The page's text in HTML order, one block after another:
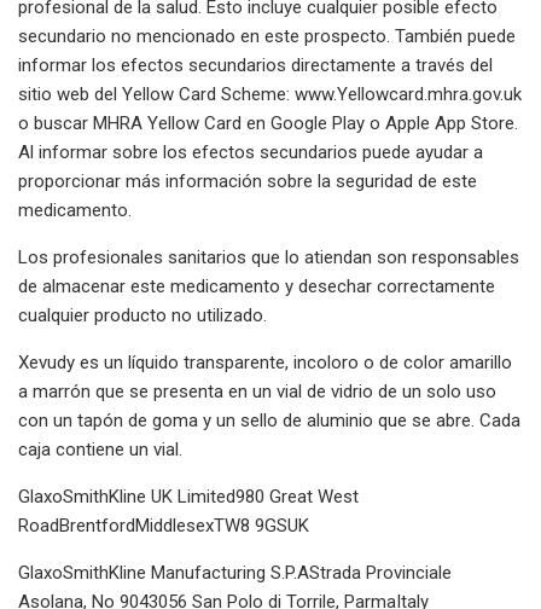
profesional de la salud. Esto incluye cualquier posible efecto
secundario no mencionado en este prospecto. También puede
informar los efectos secundarios directamente a través del
sitio web del Yellow Card Scheme: www.Yellowcard.mhra.gov.uk
o buscar MHRA Yellow Card en Google Play o Apple App Store.
Al informar sobre los efectos secundarios puede ayudar a
proporcionar más información sobre la seguridad de este
medicamento.
Los profesionales sanitarios que lo atiendan son responsables
de almacenar este medicamento y desechar correctamente
cualquier producto no utilizado.
Xevudy es un líquido transparente, incoloro o de color amarillo
a marrón que se presenta en un vial de vidrio de un solo uso
con un tapón de goma y un sello de aluminio que se abre. Cada
caja contiene un vial.
GlaxoSmithKline UK Limited980 Great West
RoadBrentfordMiddlesexTW8 9GSUK
GlaxoSmithKline Manufacturing S.P.AStrada Provinciale
Asolana, No 9043056 San Polo di Torrile, ParmaItaly